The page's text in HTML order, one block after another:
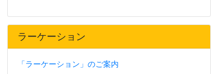
ラーケーション
「ラーケーション」のご案内